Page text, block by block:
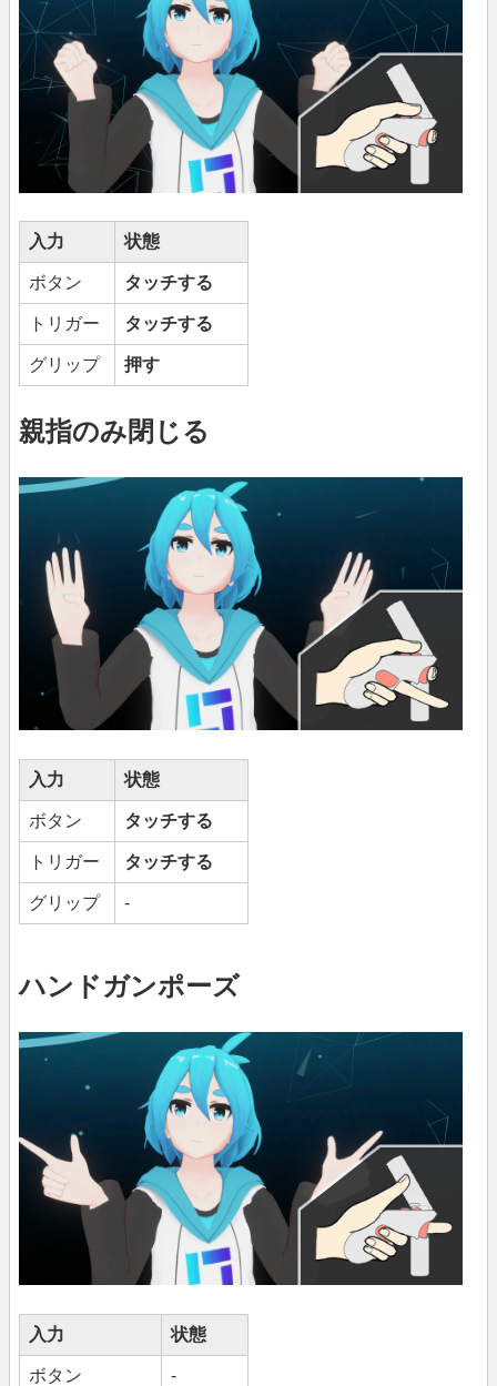
入力 状態
ボタン タッチする
トリガー タッチする
グリップ 押す
親指のみ閉じる
入力 状態
ボタン タッチする
トリガー タッチする
グリップ -
ハンドガンポーズ
入力 状態
ボタン -